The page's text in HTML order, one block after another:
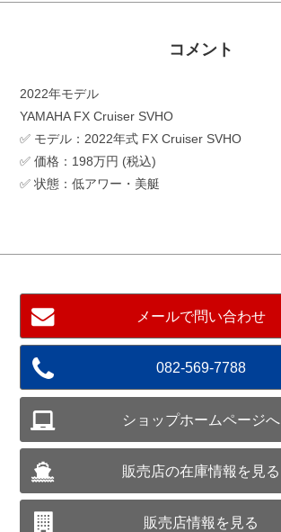
コメント
2022年モデル
YAMAHA FX Cruiser SVHO
✅ モデル：2022年式 FX Cruiser SVHO
✅ 価格：198万円 (税込)
✅ 状態：低アワー・美艇
メールで問い合わせ
082-569-7788
ショップホームページへ
販売店の在庫情報を見る
販売店情報を見る